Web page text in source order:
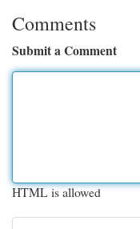
Comments
Submit a Comment
HTML is allowed